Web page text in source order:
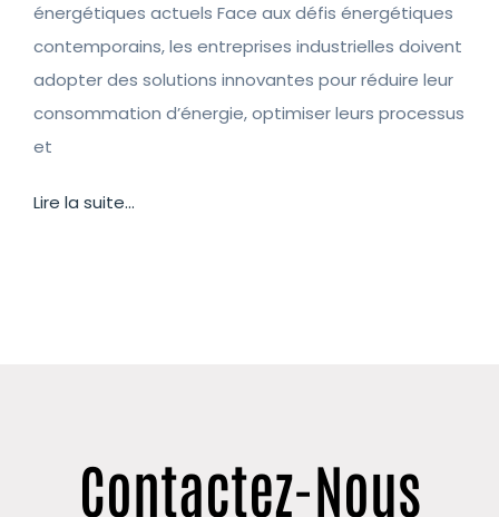
énergétiques actuels Face aux défis énergétiques
contemporains, les entreprises industrielles doivent
adopter des solutions innovantes pour réduire leur
consommation d’énergie, optimiser leurs processus
et
Lire la suite...
Contactez-Nous